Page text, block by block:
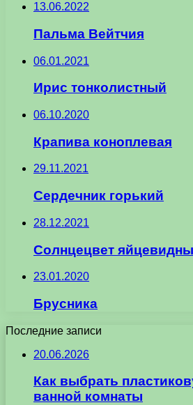
13.06.2022
Пальма Вейтчия
06.01.2021
Ирис тонколистный
06.10.2020
Крапива коноплевая
29.11.2021
Сердечник горький
28.12.2021
Солнцецвет
23.01.2020
Брусника
Последние записи
20.06.2026
Как выбрать
ванной комнаты